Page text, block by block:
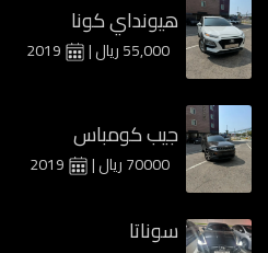
هيونداي كونا
55,000 ريال |
جيب كومباس
70000 ريال |
سوناتا